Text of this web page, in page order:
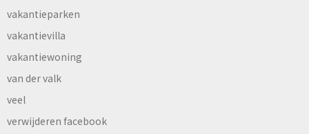
vakantieparken
vakantievilla
vakantiewoning
van der valk
veel
verwijderen facebook